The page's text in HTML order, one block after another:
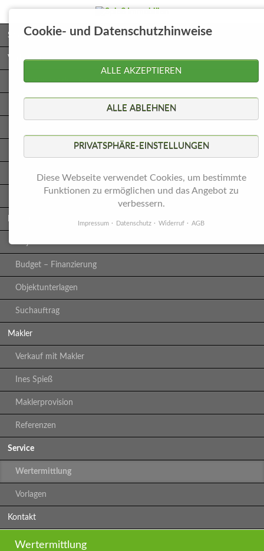
Navigation
Startseite
Verkaufen
Wohnung verkaufen
vermietete Objekte verkaufen
Energieausweis
Wertermittlung
Budget – Finanzierung
Objektunterlagen
Suchauftrag
Makler
Verkauf mit Makler
Ines Spieß
Maklerprovision
Referenzen
Service
Wertermittlung
Vorlagen
Kontakt
Wertermittlung
Cookie- und Datenschutzhinweise
ALLE AKZEPTIEREN
ALLE ABLEHNEN
PRIVATSPHÄRE-EINSTELLUNGEN
Diese Webseite verwendet Cookies, um bestimmte
Funktionen zu ermöglichen und das Angebot zu
verbessern.
Impressum Datenschutz Widerruf AGB